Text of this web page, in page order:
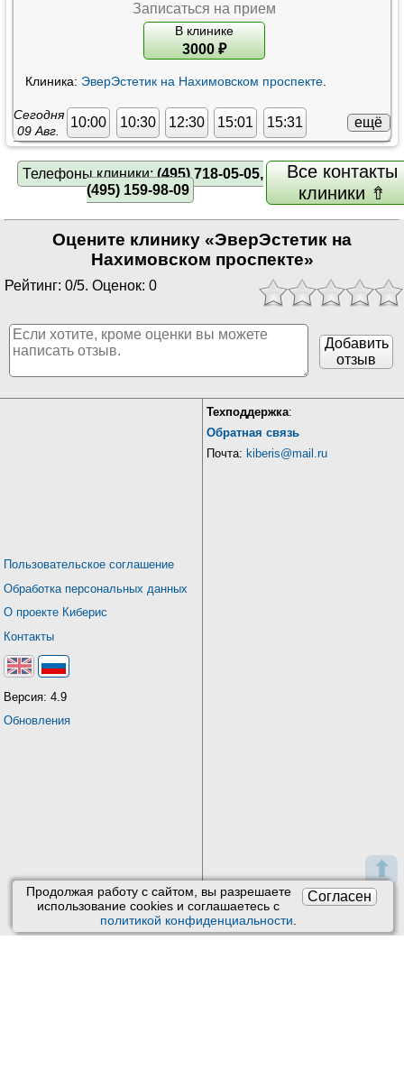
⬆
Согласен
Продолжая работу с сайтом, вы разрешаете
использование сookies и соглашаетесь с
политикой конфиденциальности.
Записаться на прием
В клинике
3000 ₽
Клиника: ЭверЭстетик на Нахимовском проспекте.
Сегодня
09 Авг.
10:00 10:30 12:30 15:01 15:31 ещё
Телефоны клиники:(495) 718-05-05,
(495) 159-98-09
Все контакты
клиники ⇮
Оцените клинику «ЭверЭстетик на
Нахимовском проспекте»
Рейтинг: 0/5. Оценок: 0
Добавить
отзыв
Пользовательское соглашение
Обработка персональных данных
О проекте Киберис
Контакты
Версия: 4.9
Обновления
Техподдержка:
Обратная связь
Почта: kiberis@mail.ru